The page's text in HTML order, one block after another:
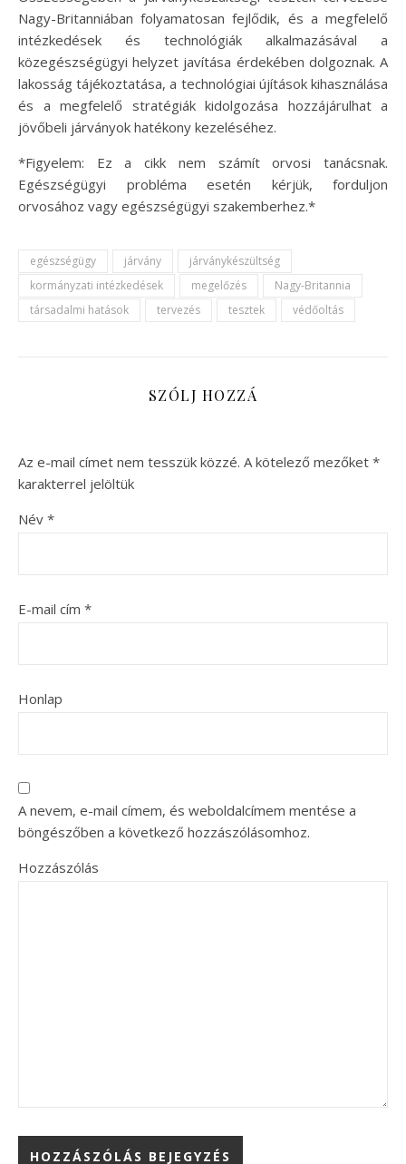
Nagy-Britanniában folyamatosan fejlődik, és a megfelelő
intézkedések és technológiák alkalmazásával a
közegészségügyi helyzet javítása érdekében dolgoznak. A
lakosság tájékoztatása, a technológiai újítások kihasználása
és a megfelelő stratégiák kidolgozása hozzájárulhat a
jövőbeli járványok hatékony kezeléséhez.
*Figyelem: Ez a cikk nem számít orvosi tanácsnak.
Egészségügyi probléma esetén kérjük, forduljon
orvosához vagy egészségügyi szakemberhez.*
egészségügy járvány
járványkészültség
kormányzati intézkedések
megelőzés
Nagy-Britannia
társadalmi hatások
tervezés tesztek védőoltás
SZÓLJ HOZZÁ
Az e-mail címet nem tesszük közzé. A kötelező mezőket *
karakterrel jelöltük
Név *
E-mail cím *
Honlap
A nevem, e-mail címem, és weboldalcímem mentése a
böngészőben a következő hozzászólásomhoz.
Hozzászólás